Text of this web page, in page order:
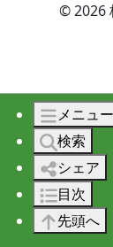
© 2026
メニュー
検索
シェア
目次
先頭へ